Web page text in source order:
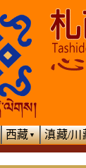
西藏▼ 滇藏/川